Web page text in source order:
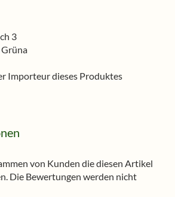
3
Importeur dieses Produktes
von Kunden die diesen Artikel
Die Bewertungen werden nicht